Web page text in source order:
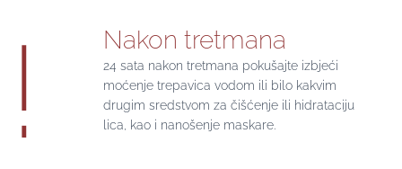
! Nakon tretmana
24 sata nakon tretmana pokušajte izbjeći
moćenje trepavica vodom ili bilo kakvim
drugim sredstvom za čišćenje ili hidrataciju
lica, kao i nanošenje maskare.